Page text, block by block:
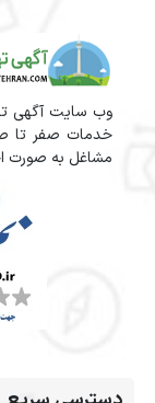
وب سایت آگهی
خدمات صفر تا صد
مشاغل به صورت